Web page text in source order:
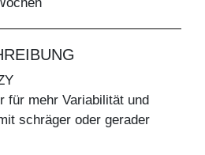
für mehr Variabilität und
schräger oder gerader